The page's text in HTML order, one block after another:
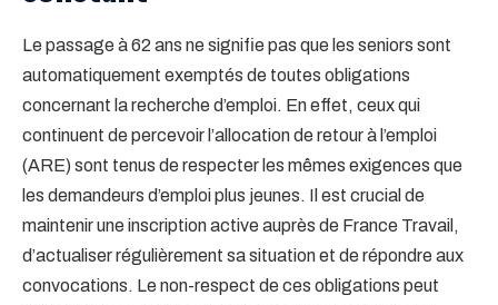
Le passage à 62 ans ne signifie pas que les seniors sont
automatiquement exemptés de toutes obligations
concernant la recherche d’emploi. En effet, ceux qui
continuent de percevoir l’allocation de retour à l’emploi
(ARE) sont tenus de respecter les mêmes exigences que
les demandeurs d’emploi plus jeunes. Il est crucial de
maintenir une inscription active auprès de France Travail,
d’actualiser régulièrement sa situation et de répondre aux
convocations. Le non-respect de ces obligations peut